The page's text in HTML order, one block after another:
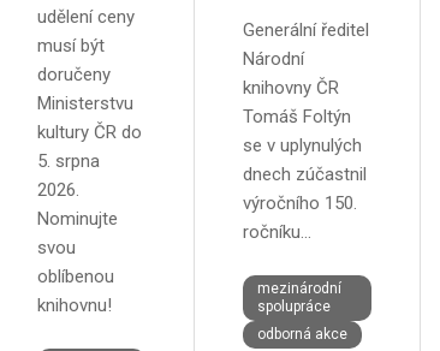
udělení ceny
musí být
doručeny
Ministerstvu
kultury ČR do
5. srpna
2026.
Nominujte
svou
oblíbenou
knihovnu!
Generální ředitel
Národní
knihovny ČR
Tomáš Foltýn
se v uplynulých
dnech zúčastnil
výročního 150.
ročníku…
mezinárodní
spolupráce
odborná akce